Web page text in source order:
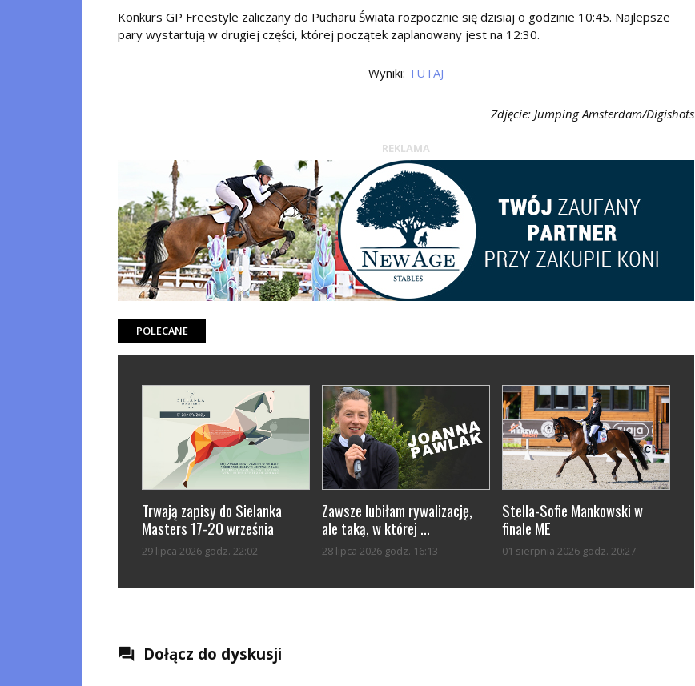
Konkurs GP Freestyle zaliczany do Pucharu Świata rozpocznie się dzisiaj o godzinie 10:45. Najlepsze
pary wystartują w drugiej części, której początek zaplanowany jest na 12:30.
Wyniki: TUTAJ
Zdjęcie: Jumping Amsterdam/Digishots
REKLAMA
POLECANE
Trwają zapisy do Sielanka
Masters 17-20 września
29 lipca 2026 godz. 22:02
Zawsze lubiłam rywalizację,
ale taką, w której ...
28 lipca 2026 godz. 16:13
Stella-Sofie Mankowski w
finale ME
01 sierpnia 2026 godz. 20:27
question_answer Dołącz do dyskusji